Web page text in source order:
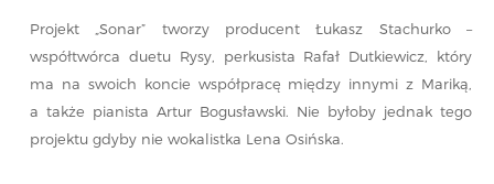
Projekt „Sonar” tworzy producent Łukasz Stachurko –
współtwórca duetu Rysy, perkusista Rafał Dutkiewicz, który
ma na swoich koncie współpracę między innymi z Mariką,
a także pianista Artur Bogusławski. Nie byłoby jednak tego
projektu gdyby nie wokalistka Lena Osińska.